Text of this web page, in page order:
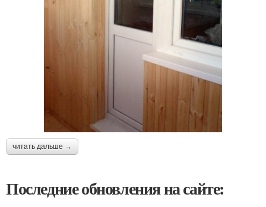
читать дальше →
Последние обновления на сайте: